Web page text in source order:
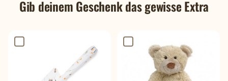
Gib deinem Geschenk das gewisse Extra